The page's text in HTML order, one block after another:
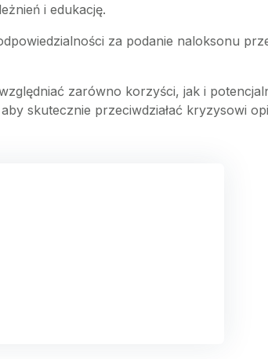
i edukację.
za podanie naloksonu
zarówno korzyści, jak i
skutecznie przeciwdziałać kryzysowi